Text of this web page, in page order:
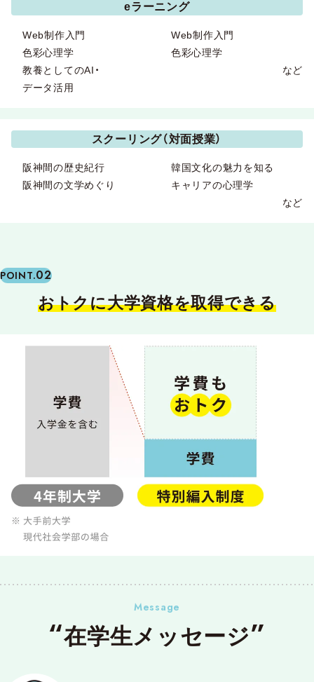
eラーニング
Web制作入門
色彩心理学
教養としてのAI・
データ活用
Web制作入門
色彩心理学
など
スクーリング（対面授業）
阪神間の歴史紀行
阪神間の文学めぐり
韓国文化の魅力を知る
キャリアの心理学
など
POINT.02
おトクに大学資格を取得できる
Message
在学生メッセージ